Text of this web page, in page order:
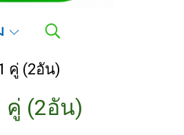
คู่ (2อัน)
คู่ (2อัน)